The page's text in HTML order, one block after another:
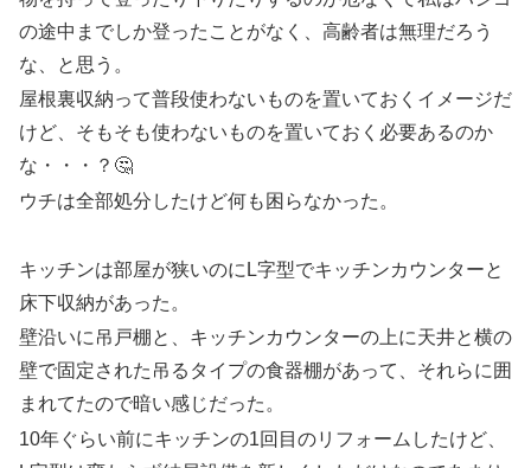
の途中までしか登ったことがなく、高齢者は無理だろう
な、と思う。
屋根裏収納って普段使わないものを置いておくイメージだ
けど、そもそも使わないものを置いておく必要あるのか
な・・・？🤔
ウチは全部処分したけど何も困らなかった。
キッチンは部屋が狭いのにL字型でキッチンカウンターと
床下収納があった。
壁沿いに吊戸棚と、キッチンカウンターの上に天井と横の
壁で固定された吊るタイプの食器棚があって、それらに囲
まれてたので暗い感じだった。
10年ぐらい前にキッチンの1回目のリフォームしたけど、